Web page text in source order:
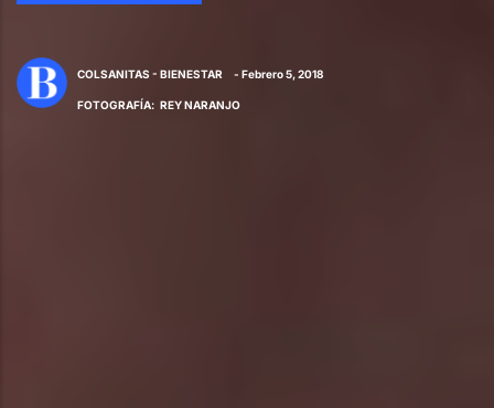
COLSANITAS - BIENESTAR - Febrero 5, 2018
FOTOGRAFÍA: REY NARANJO